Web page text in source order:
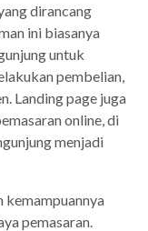
dirancang
ini biasanya
untuk
pembelian,
Landing page juga
online, di
menjadi
kemampuannya
pemasaran.